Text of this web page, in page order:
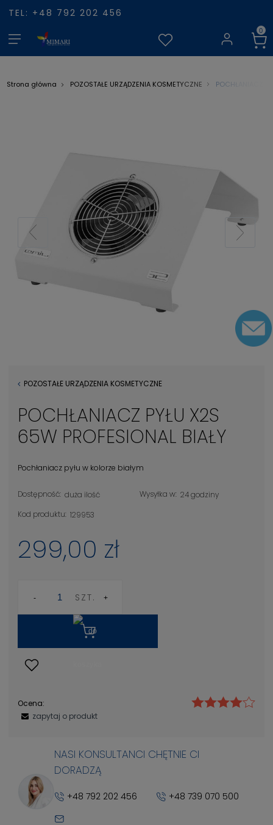
TEL: +48 792 202 456
Strona główna POZOSTAŁE URZĄDZENIA KOSMETYCZNE POCHŁANIACZ
POZOSTAŁE URZĄDZENIA KOSMETYCZNE
POCHŁANIACZ PYŁU X2S
65W PROFESIONAL BIAŁY
Pochłaniacz pyłu w kolorze białym
Dostępność: duża ilość Wysyłka w: 24 godziny
Kod produktu: 129953
299,00 zł
SZT.
Ocena:
zapytaj o produkt
NASI KONSULTANCI CHĘTNIE CI
DORADZĄ
+48 792 202 456 +48 739 070 500